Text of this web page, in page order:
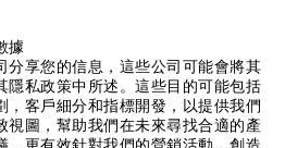
據
分享您的信息，這些公司可能會將其
隱私政策中所述。這些目的可能包括
，客戶細分和指標開發，以提供我們
視圖，幫助我們在未來尋找合適的產